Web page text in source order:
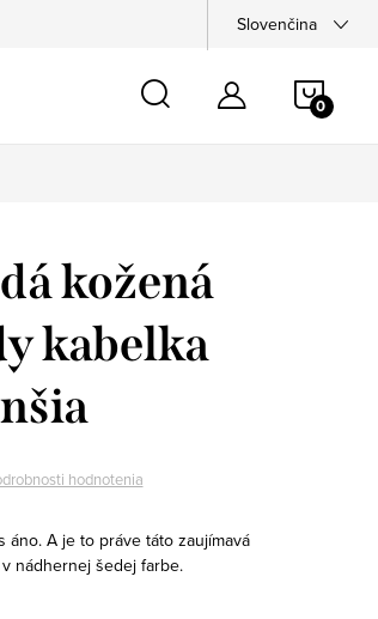
Slovenčina
kožená
kabelka
hodnotenia
áno. A je to práve táto zaujímavá
nádhernej šedej farbe.